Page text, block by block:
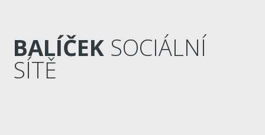
BALÍČEK SOCIÁLNÍ
SÍTĚ